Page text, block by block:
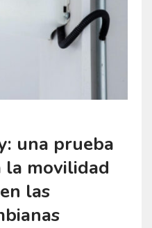
una prueba
la movilidad
las